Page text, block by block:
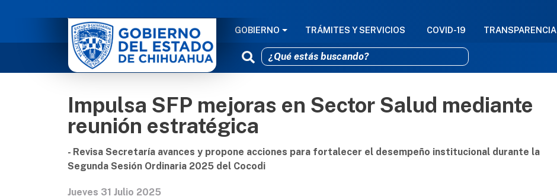
Pasar al contenido principal
NAVEGACIÓN PRINCIPAL
GOBIERNO TRÁMITES Y SERVICIOS COVID-19 TRANSPARENCIA
Impulsa SFP mejoras en Sector Salud mediante
reunión estratégica
- Revisa Secretaría avances y propone acciones para fortalecer el desempeño institucional durante la
Segunda Sesión Ordinaria 2025 del Cocodi
Jueves 31 Julio 2025